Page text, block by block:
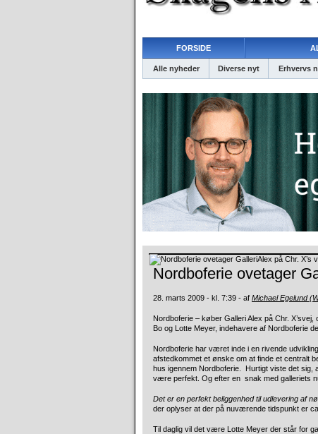
FORSIDE
Alle nyheder Diverse nyt Erhvervs
Nordboferie ovetager
28. marts 2009 - kl. 7:39 - af Michael Egelund
Nordboferie – køber Galleri Alex på Chr.
Bo og Lotte Meyer, indehavere af Nordboferie
Nordboferie har været inde i en rivende
afstedkommet et ønske om at finde et centralt
hus igennem Nordboferie. Hurtigt viste det sig,
være perfekt. Og efter en snak med galleriets
Det er en perfekt beliggenhed til udlevering af
der oplyser at der på nuværende tidspunkt er
Til daglig vil det være Lotte Meyer der står for